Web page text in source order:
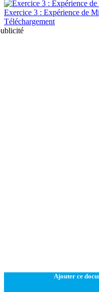
Exercice 3 : Expérience de
Téléchargement
Ajouter ce